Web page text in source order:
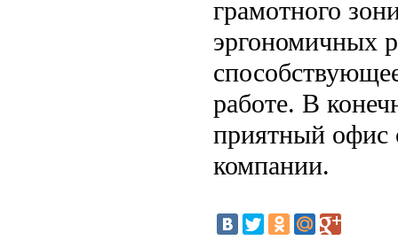
грамотного
эргономичных
работе. В
приятный офис
компании.